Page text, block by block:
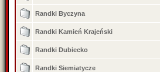
Randki Byczyna
Randki Kamień Krajeński
Randki Dubiecko
Randki Siemiatycze